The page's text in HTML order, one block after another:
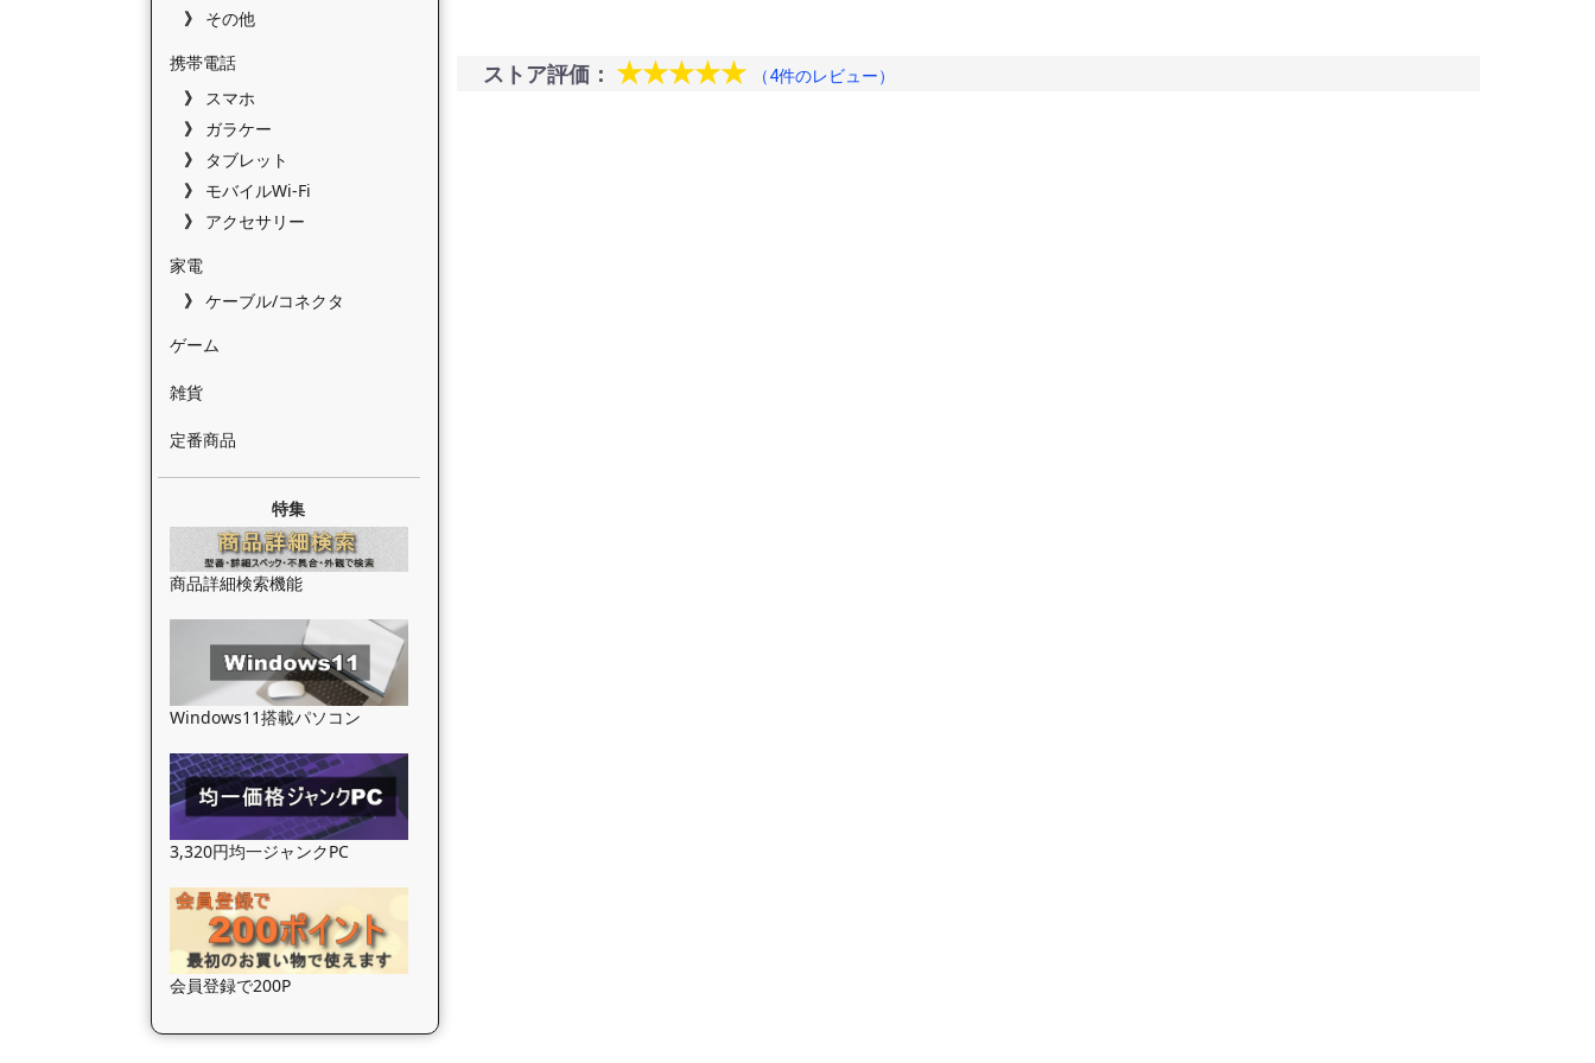
その他
携帯電話
スマホ
ガラケー
タブレット
モバイルWi-Fi
アクセサリー
家電
ケーブル/コネクタ
ゲーム
雑貨
定番商品
特集
商品詳細検索機能
Windows11搭載パソコン
3,320円均一ジャンクPC
会員登録で200P
ストア評価： ★★★★★ （4件のレビュー）